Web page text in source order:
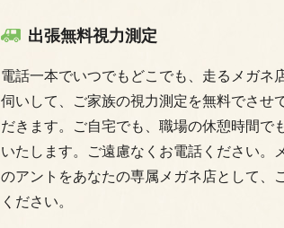
出張無料視力測定
電話一本でいつでもどこでも、走るメガネ
伺いして、ご家族の視力測定を無料でさせ
だきます。ご自宅でも、職場の休憩時間で
いたします。ご遠慮なくお電話ください。
のアントをあなたの専属メガネ店として、
ください。